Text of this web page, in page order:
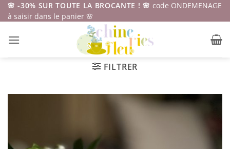
Passer
au
🌸 -30% SUR TOUTE LA BROCANTE ! 🌸 code ONDEMENAGE
à saisir dans le panier 🌸
FILTRER